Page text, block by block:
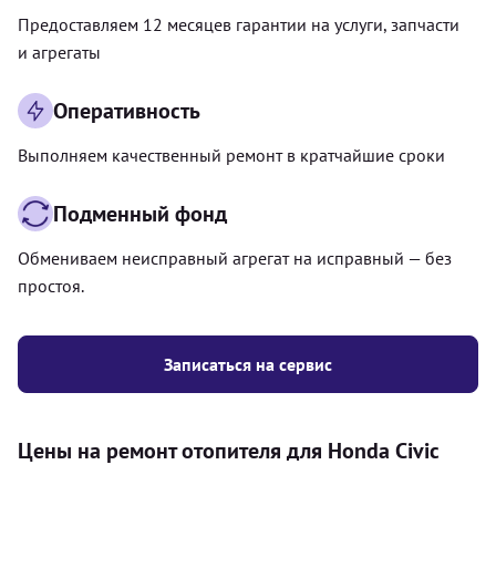
Записаться на сервис
Предоставляем 12 месяцев гарантии на услуги, запчасти
и агрегаты
Оперативность
Выполняем качественный ремонт в кратчайшие сроки
Подменный фонд
Обмениваем неисправный агрегат на исправный — без
простоя.
Цены на ремонт отопителя для Honda Civic